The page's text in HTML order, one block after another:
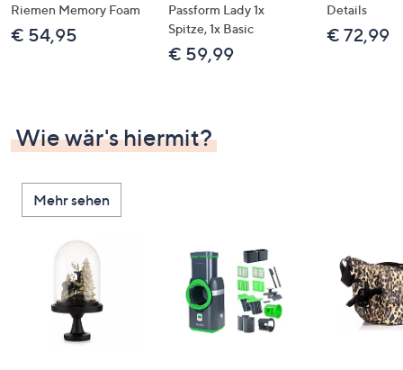
Riemen Memory Foam
€ 54,95
Passform Lady 1x
Spitze, 1x Basic
€ 59,99
Details
€ 72,99
Wie wär's hiermit?
Mehr sehen